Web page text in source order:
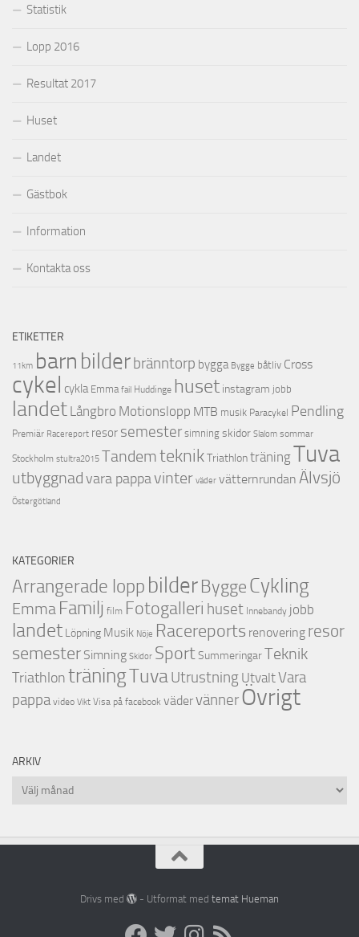
Statistik
Lopp 2016
Resultat 2017
Huset
Landet
Gästbok
Information
Kontakta oss
ETIKETTER
11km barn bilder bränntorp bygga Bygge båtliv Cross
cykel cykla Emma fail Huddinge huset instagram jobb
landet Långbro Motionslopp MTB musik Paracykel Pendling
Premiär Racereport resor semester simning skidor Slalom sommar
Stockholm stultra2015 TandemteknikTriathlonträningTuva
utbyggnad vara pappavinter väder vätternrundan Älvsjö
Östergötland
KATEGORIER
Arrangerade lopp bilderByggeCykling
Emma Familj film Fotogalleri huset Innebandy jobb
landet Löpning Musik Nöje Racereports renovering resor
semester Simning Skidor SportSummeringarTeknik
TriathlonträningTuvaUtrustning UtvaltVara
pappa video Vikt Visa på facebook vädervännerÖvrigt
ARKIV
Arkiv
Drivs med - Utformat medtemat Hueman